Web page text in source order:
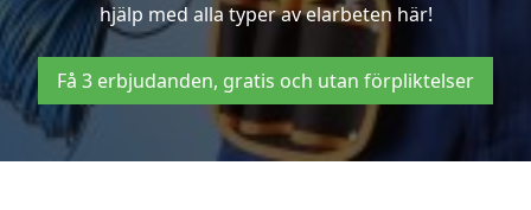
hjälp med alla typer av elarbeten här!
Få 3 erbjudanden, gratis och utan förpliktelser